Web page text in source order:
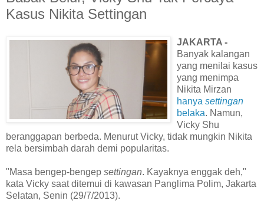
Kasus Nikita Settingan
JAKARTA -
Banyak kalangan
yang menilai kasus
yang menimpa
Nikita Mirzan
hanya settingan
belaka. Namun,
Vicky Shu
beranggapan berbeda. Menurut Vicky, tidak mungkin Nikita
rela bersimbah darah demi popularitas.
"Masa bengep-bengep settingan. Kayaknya enggak deh,"
kata Vicky saat ditemui di kawasan Panglima Polim, Jakarta
Selatan, Senin (29/7/2013).